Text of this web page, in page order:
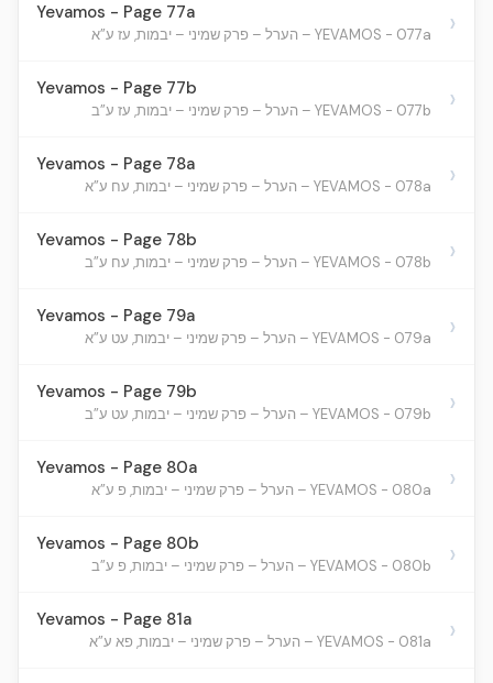
Yevamos - Page 77a
YEVAMOS - 077a – הערל – פרק שמיני – יבמות, עז ע”א ›
Yevamos - Page 77b
YEVAMOS - 077b – הערל – פרק שמיני – יבמות, עז ע”ב ›
Yevamos - Page 78a
YEVAMOS - 078a – הערל – פרק שמיני – יבמות, עח ע”א ›
Yevamos - Page 78b
YEVAMOS - 078b – הערל – פרק שמיני – יבמות, עח ע”ב ›
Yevamos - Page 79a
YEVAMOS - 079a – הערל – פרק שמיני – יבמות, עט ע”א ›
Yevamos - Page 79b
YEVAMOS - 079b – הערל – פרק שמיני – יבמות, עט ע”ב ›
Yevamos - Page 80a
YEVAMOS - 080a – הערל – פרק שמיני – יבמות, פ ע”א ›
Yevamos - Page 80b
YEVAMOS - 080b – הערל – פרק שמיני – יבמות, פ ע”ב ›
Yevamos - Page 81a
YEVAMOS - 081a – הערל – פרק שמיני – יבמות, פא ע”א ›